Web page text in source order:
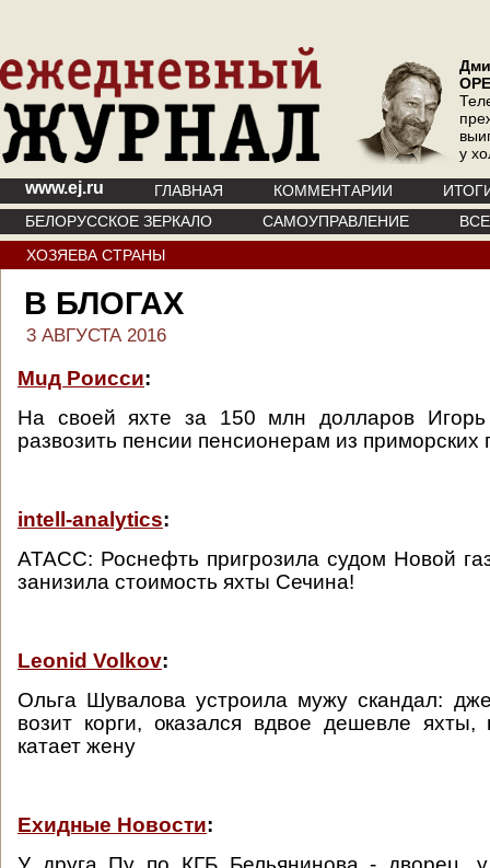
у
www.ej.ru ГЛАВНАЯ КОММЕНТАРИИ
БЕЛОРУССКОЕ ЗЕРКАЛО
САМОУПРАВЛЕНИЕ
ХОЗЯЕВА СТРАНЫ
В БЛОГАХ
3 АВГУСТА 2016
Мuд Роисси:
На своей яхте за 150 млн долларов Игорь
развозить пенсии пенсионерам из
intell-analytics:
АТАСС: Роснефть пригрозила судом Новой
занизила стоимость яхты Сечина!
Leonid Volkov:
Ольга Шувалова устроила мужу скандал:
возит корги, оказался вдвое дешевле
катает жену
Ехидные Новости: